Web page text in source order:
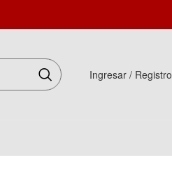
Ingresar / Registro